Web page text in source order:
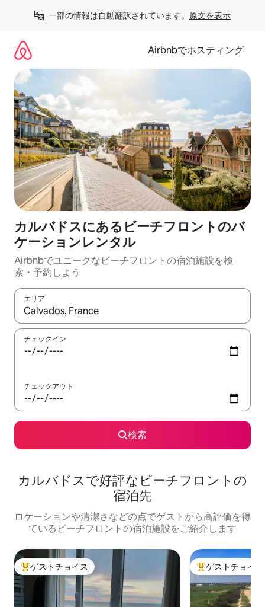
一部の情報は自動翻訳されています。 原文を表示
Airbnbでホスティング
カルバドスにあるビーチフロントのバ
ケーションレンタル
Airbnbでユニークなビーチフロントの宿泊施設を検
索・予約しよう
エリア
検索結果が表示されたら、上下の矢印キーを使って移動するか
チェックイン
チェックアウト
検索
カルバドスで好評なビーチフロントの
宿泊先
ロケーションや清潔さなどの点でゲストから高評価を得
ているビーチフロントの宿泊施設をご紹介します
大好評のゲストチョイスです。
ゲストチョイス 大好評のゲスト
ゲストチョイス